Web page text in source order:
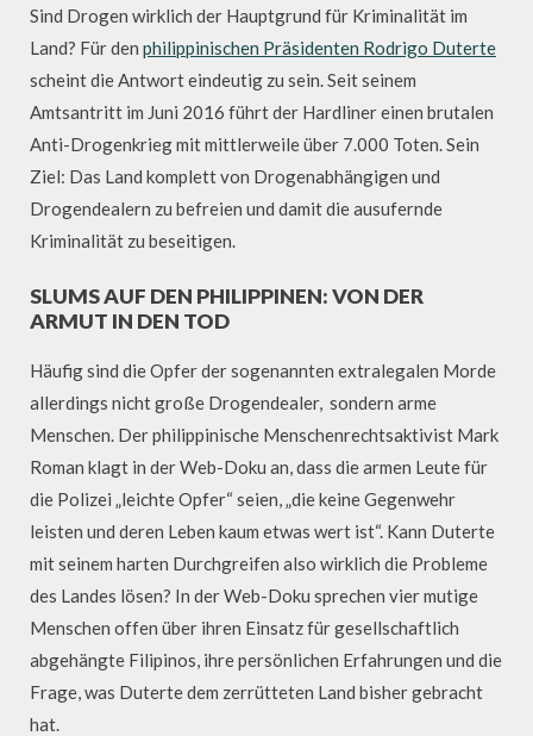
Sind Drogen wirklich der Hauptgrund für Kriminalität im
Land? Für den philippinischen Präsidenten Rodrigo Duterte
scheint die Antwort eindeutig zu sein. Seit seinem
Amtsantritt im Juni 2016 führt der Hardliner einen brutalen
Anti-Drogenkrieg mit mittlerweile über 7.000 Toten. Sein
Ziel: Das Land komplett von Drogenabhängigen und
Drogendealern zu befreien und damit die ausufernde
Kriminalität zu beseitigen.
SLUMS AUF DEN PHILIPPINEN: VON DER
ARMUT IN DEN TOD
Häufig sind die Opfer der sogenannten extralegalen Morde
allerdings nicht große Drogendealer, sondern arme
Menschen. Der philippinische Menschenrechtsaktivist Mark
Roman klagt in der Web-Doku an, dass die armen Leute für
die Polizei „leichte Opfer“ seien, „die keine Gegenwehr
leisten und deren Leben kaum etwas wert ist“. Kann Duterte
mit seinem harten Durchgreifen also wirklich die Probleme
des Landes lösen? In der Web-Doku sprechen vier mutige
Menschen offen über ihren Einsatz für gesellschaftlich
abgehängte Filipinos, ihre persönlichen Erfahrungen und die
Frage, was Duterte dem zerrütteten Land bisher gebracht
hat.